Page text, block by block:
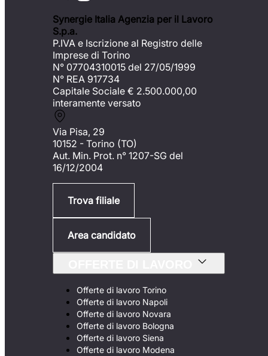
Synergie Italia Agenzia per il Lavoro
S.p.a.
P.IVA e Iscrizione al Registro delle
Imprese di Torino
N° 07704310015 del 27/05/1999
N° REA 917734
Capitale Sociale € 2.500.000,00
interamente versato
Via Pisa, 29
10152 - Torino (TO)
Aut. Min. Prot. n° 1207-SG del
16/12/2004
Trova filiale
Area candidato
Offerte di lavoro Torino
Offerte di lavoro Napoli
Offerte di lavoro Novara
Offerte di lavoro Bologna
Offerte di lavoro Siena
Offerte di lavoro Modena